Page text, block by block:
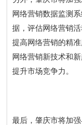
网络营销数据监测
据，评估网络营销
提高网络营销的精
网络营销新技术和
提升市场竞争力。
最后，肇庆市将加